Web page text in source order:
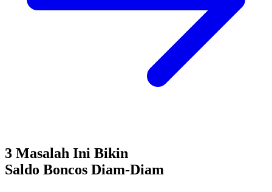
3 Masalah Ini Bikin
Saldo Boncos Diam-Diam